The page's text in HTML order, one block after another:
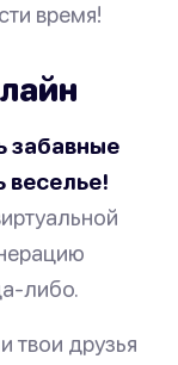
время!
забавные
веселье!
либо.
твои друзья